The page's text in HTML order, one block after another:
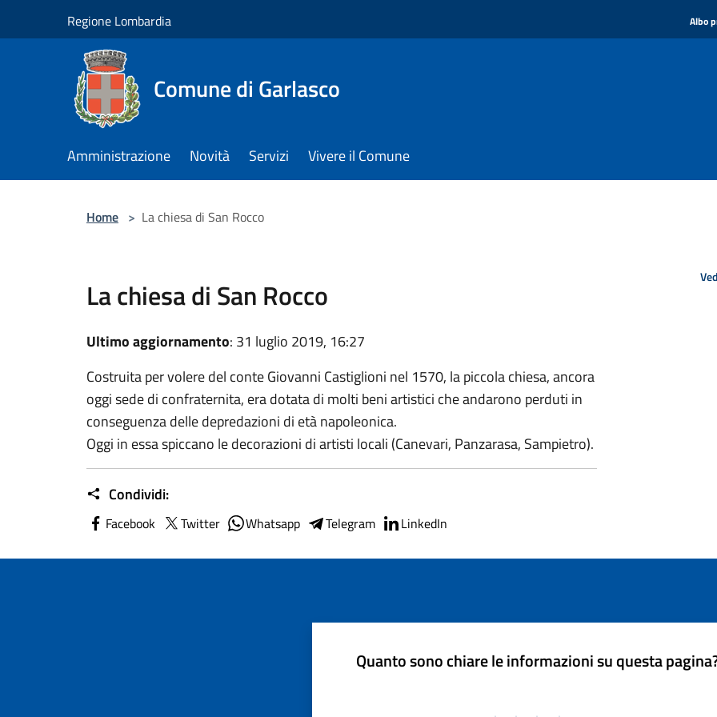
Regione Lombardia Albo
Comune di Garlasco
Amministrazione Novità Servizi Vivere il Comune
Home > La chiesa di San Rocco
La chiesa di San Rocco
Ultimo aggiornamento: 31 luglio 2019, 16:27
Costruita per volere del conte Giovanni Castiglioni nel 1570, la piccola chiesa, ancora
oggi sede di confraternita, era dotata di molti beni artistici che andarono perduti in
conseguenza delle depredazioni di età napoleonica.
Oggi in essa spiccano le decorazioni di artisti locali (Canevari, Panzarasa, Sampietro).
Condividi:
Facebook Twitter Whatsapp Telegram LinkedIn
Quanto sono chiare le informazioni su questa